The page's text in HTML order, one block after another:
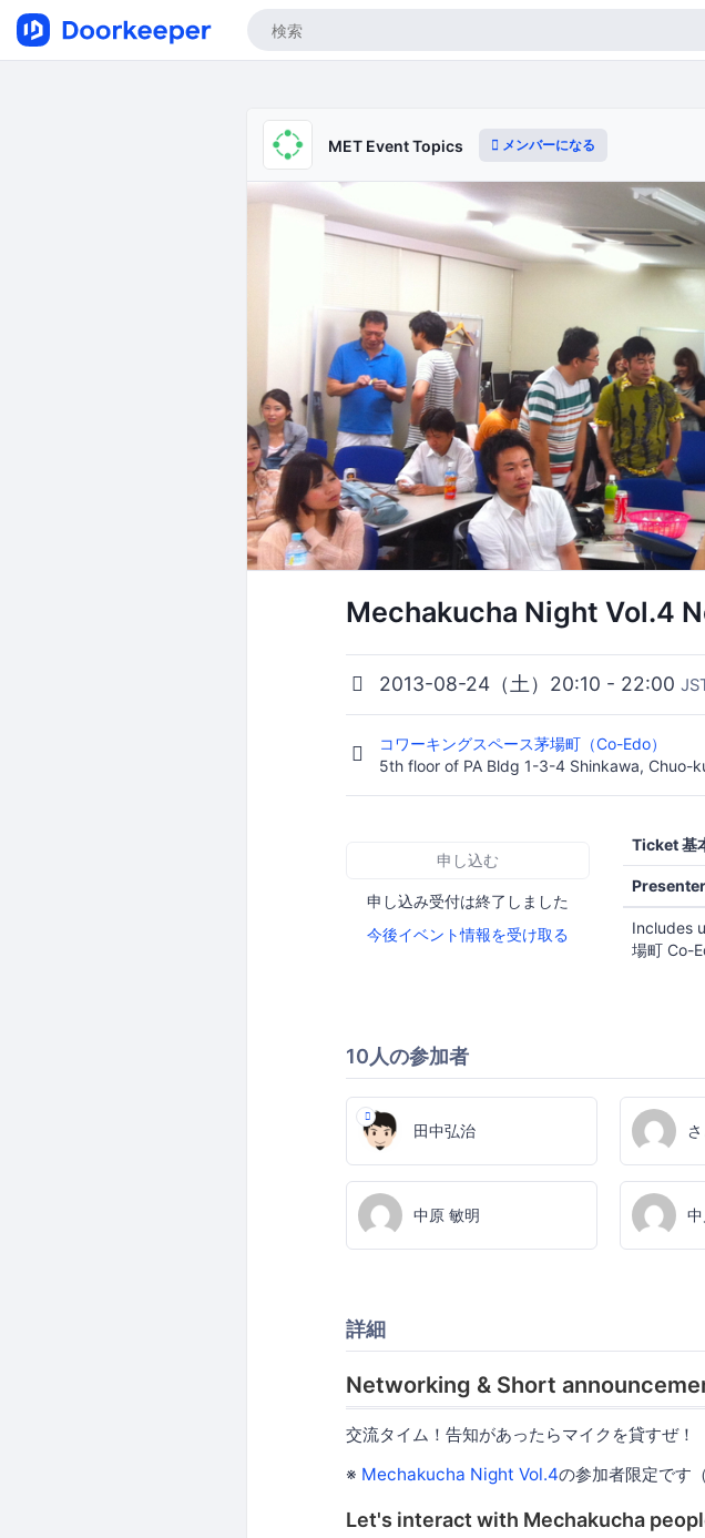
MET Event Topics メンバーになる
Mechakucha Night Vol.4
2013-08-24（土）20:10 - 22:00
コワーキングスペース茅場町（Co-Edo）
5th floor of PA Bldg 1-3-4 Shinkawa, Chuo-
申し込む
申し込み受付は終了しました
今後イベント情報を受け取る
Ticket 基
Includes
場町 Co-
10人の参加者
田中弘治
中原 敏明
詳細
Networking & Short
交流タイム！告知があったらマイクを貸すぜ！
※ Mechakucha Night Vol.4の参加者限定です
Let's interact with Mechakucha